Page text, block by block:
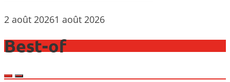
2 août 20261 août 2026
Best-of